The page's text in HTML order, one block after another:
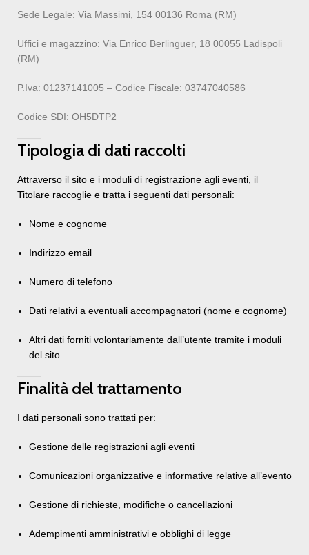
Sede Legale: Via Massimi, 154 00136 Roma (RM)
Uffici e magazzino: Via Enrico Berlinguer, 18 00055 Ladispoli
(RM)
P.Iva: 01237141005 – Codice Fiscale: 03747040586
Codice SDI: OH5DTP2
Tipologia di dati raccolti
Attraverso il sito e i moduli di registrazione agli eventi, il
Titolare raccoglie e tratta i seguenti dati personali:
Nome e cognome
Indirizzo email
Numero di telefono
Dati relativi a eventuali accompagnatori (nome e cognome)
Altri dati forniti volontariamente dall’utente tramite i moduli
del sito
Finalità del trattamento
I dati personali sono trattati per:
Gestione delle registrazioni agli eventi
Comunicazioni organizzative e informative relative all’evento
Gestione di richieste, modifiche o cancellazioni
Adempimenti amministrativi e obblighi di legge